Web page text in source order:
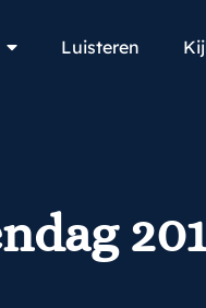
Luisteren